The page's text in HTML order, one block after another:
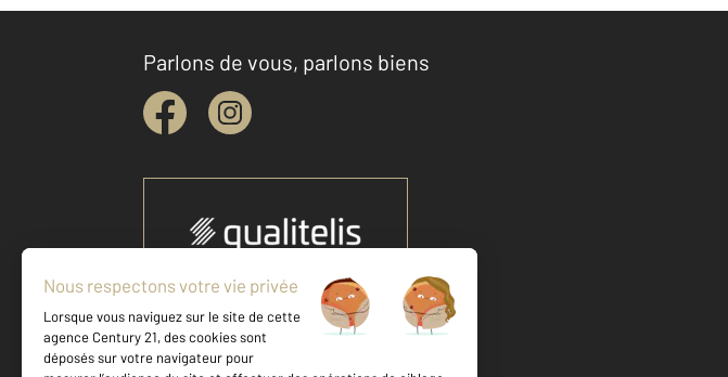
Parlons de vous, parlons biens
Votre agence est notée
Achat
Vente